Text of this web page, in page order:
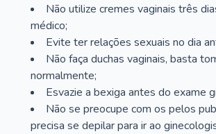
Não utilize cremes vaginais três
médico;
Evite ter relações sexuais no dia
Não faça duchas vaginais, basta
normalmente;
Esvazie a bexiga antes do exame
Não se preocupe com os pelos
precisa se depilar para ir ao